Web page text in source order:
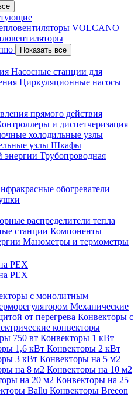
VOLCANO
Показать все
Насосные станции для
Циркуляционные насосы
прямого действия
и диспетчеризация
холодильные узлы
узлы Шкафы
энергии Трубопроводная
обогреватели
распределители тепла
станции Компоненты
Манометры и термометры
PEX
PEX
с монолитным
Механические
от перегрева Конвекторы с
конвекторы
750 вт Конвекторы 1 кВт
1,6 кВт Конвекторы 2 кВт
3 кВт Конвекторы на 5 м2
на 8 м2 Конвекторы на 10 м2
на 20 м2 Конвекторы на 25
Ballu Конвекторы Breeon